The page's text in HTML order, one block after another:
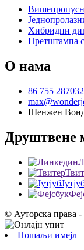
Хибридни
Претштампа
О нама
86 755
Шенжен
Друштвене
© Ауторска права -
Пошаљи имејл